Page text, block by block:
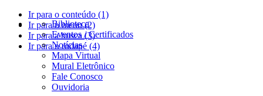
Ir para o conteúdo (1)
Ir para o menu (2)
Ir para a busca (3)
Ir para o rodapé (4)
Biblioteca
Eventos / Certificados
Notícias
Mapa Virtual
Mural Eletrônico
Fale Conosco
Ouvidoria